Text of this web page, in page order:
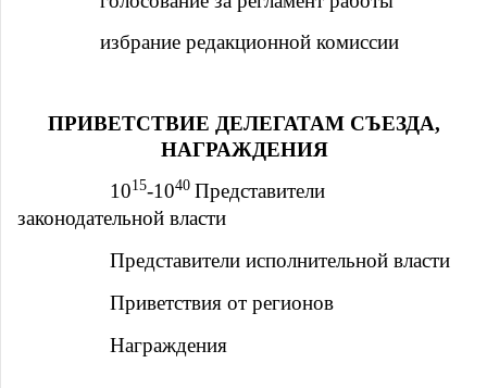
избрание редакционной комиссии
ПРИВЕТСТВИЕ ДЕЛЕГАТАМ СЪЕЗДА,
НАГРАЖДЕНИЯ
1015-1040Представители
законодательной власти
Представители исполнительной власти
Приветствия от регионов
Награждения